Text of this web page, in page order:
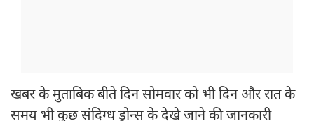
खबर के मुताबिक बीते दिन सोमवार को भी दिन और रात के
समय भी कुछ संदिग्ध ड्रोन्स के देखे जाने की जानकारी